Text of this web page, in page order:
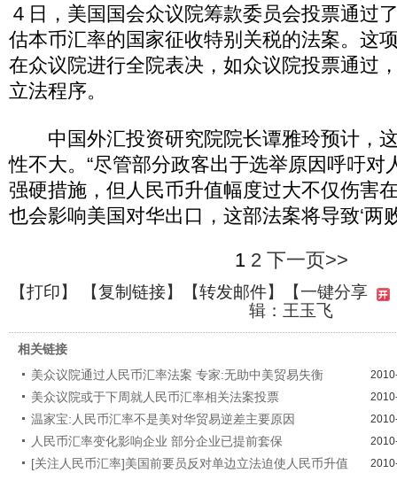
４日，美国国会众议院筹款委员会投票通过
估本币汇率的国家征收特别关税的法案。这
在众议院进行全院表决，如众议院投票通过
立法程序。
中国外汇投资研究院院长谭雅玲预计，
性不大。“尽管部分政客出于选举原因呼吁对
强硬措施，但人民币升值幅度过大不仅伤害
也会影响美国对华出口，这部法案将导致‘两
1 2 下一页>>
【打印】 【复制链接】【转发邮件】
【一键分享
辑：王玉飞
相关链接
美众议院通过人民币汇率法案 专家:无助中美贸易失衡
美众议院或于下周就人民币汇率相关法案投票
温家宝:人民币汇率不是美对华贸易逆差主要原因
人民币汇率变化影响企业 部分企业已提前套保
[关注人民币汇率]美国前要员反对单边立法迫使人民币升值